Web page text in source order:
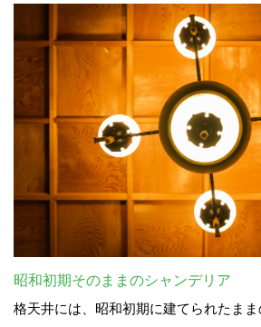
昭和初期そのままのシャンデリア
格天井には、昭和初期に建てられたまま